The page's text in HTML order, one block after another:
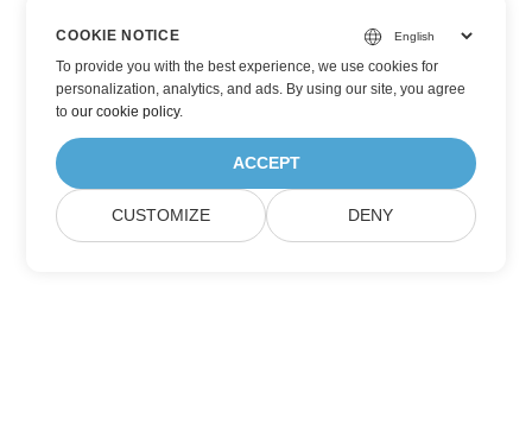
COOKIE NOTICE
To provide you with the best experience, we use cookies for
personalization, analytics, and ads. By using our site, you agree
toour cookie policy.
ACCEPT
CUSTOMIZE DENY